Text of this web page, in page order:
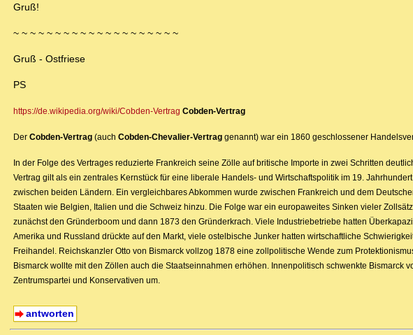
Gruß!
~ ~ ~ ~ ~ ~ ~ ~ ~ ~ ~ ~ ~ ~ ~ ~ ~ ~ ~ ~
Gruß - Ostfriese
PS
https://de.wikipedia.org/wiki/Cobden-Vertrag Cobden-Vertrag
Der Cobden-Vertrag (auch Cobden-Chevalier-Vertrag genannt) war ein 1860 geschlossener
In der Folge des Vertrages reduzierte Frankreich seine Zölle auf britische Importe in zwei Schritten
Vertrag gilt als ein zentrales Kernstück für eine liberale Handels- und Wirtschaftspolitik im 19.
zwischen beiden Ländern. Ein vergleichbares Abkommen wurde zwischen Frankreich und dem
Staaten wie Belgien, Italien und die Schweiz hinzu. Die Folge war ein europaweites Sinken vieler
zunächst den Gründerboom und dann 1873 den Gründerkrach. Viele Industriebetriebe hatten
Amerika und Russland drückte auf den Markt, viele ostelbische Junker hatten wirtschaftliche
Freihandel. Reichskanzler Otto von Bismarck vollzog 1878 eine zollpolitische Wende zum
Bismarck wollte mit den Zöllen auch die Staatseinnahmen erhöhen. Innenpolitisch schwenkte
Zentrumspartei und Konservativen um.
antworten